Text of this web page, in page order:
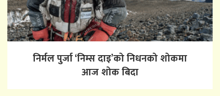
निर्मल पुर्जा ‘निम्स दाइ’को निधनको शोकमा
आज शोक बिदा